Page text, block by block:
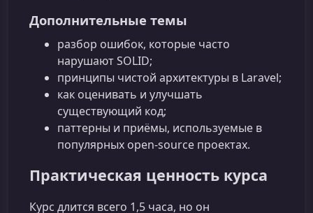
Дополнительные темы
разбор ошибок, которые часто
нарушают SOLID;
принципы чистой архитектуры в Laravel;
как оценивать и улучшать
существующий код;
паттерны и приёмы, используемые в
популярных open-source проектах.
Практическая ценность курса
Курс длится всего 1,5 часа, но он